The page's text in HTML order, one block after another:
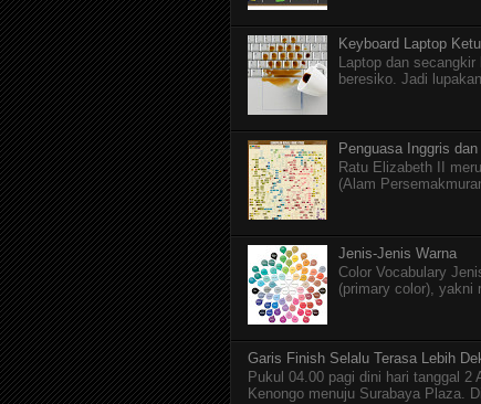
Keyboard Laptop
Laptop dan
beresiko. Jadi
Penguasa Inggris
Ratu Elizabeth II
(Alam
Jenis-Jenis Warna
Color Vocabulary
(primary color), yakni
Garis Finish Selalu Terasa Lebih
Pukul 04.00 pagi dini hari tanggal
Kenongo menuju Surabaya Plaza.